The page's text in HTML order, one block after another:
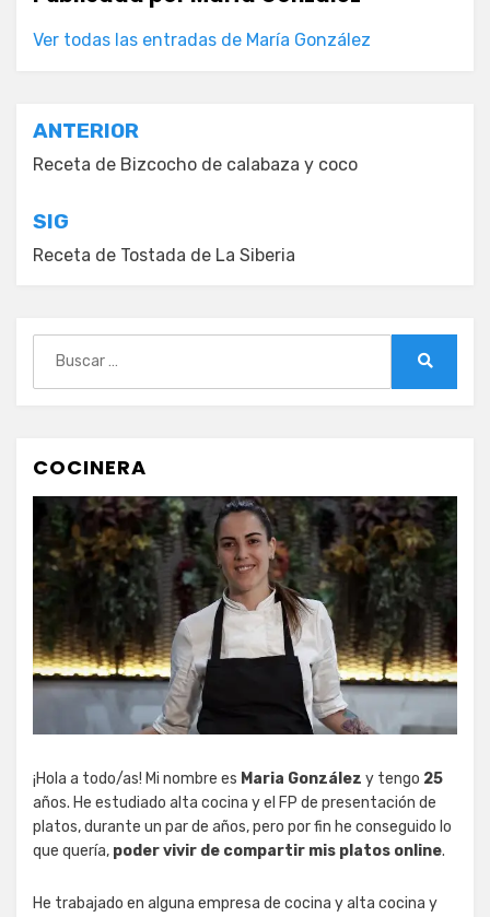
Ver todas las entradas de María González
Navegación
de
entradas
ANTERIOR
Receta de Bizcocho de calabaza y coco
SIG
Receta de Tostada de La Siberia
COCINERA
¡Hola a todo/as! Mi nombre es Maria González y tengo 25
años. He estudiado alta cocina y el FP de presentación de
platos, durante un par de años, pero por fin he conseguido lo
que quería, poder vivir de compartir mis platos online.
He trabajado en alguna empresa de cocina y alta cocina y